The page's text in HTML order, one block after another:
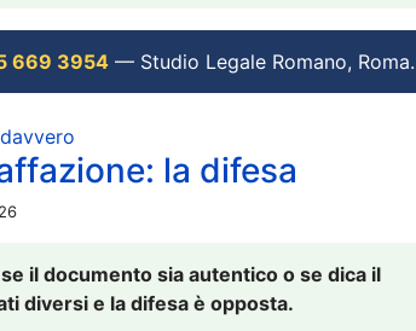
669 3954 — Studio Legale Romano, Roma.
la difesa
il documento sia autentico o se dica il
diversi e la difesa è opposta.